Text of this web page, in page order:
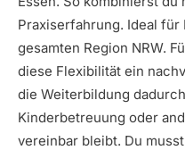
Praxiserfahrung. Ideal für
gesamten Region NRW.
diese Flexibilität ein
die Weiterbildung
Kinderbetreuung oder
vereinbar bleibt. Du